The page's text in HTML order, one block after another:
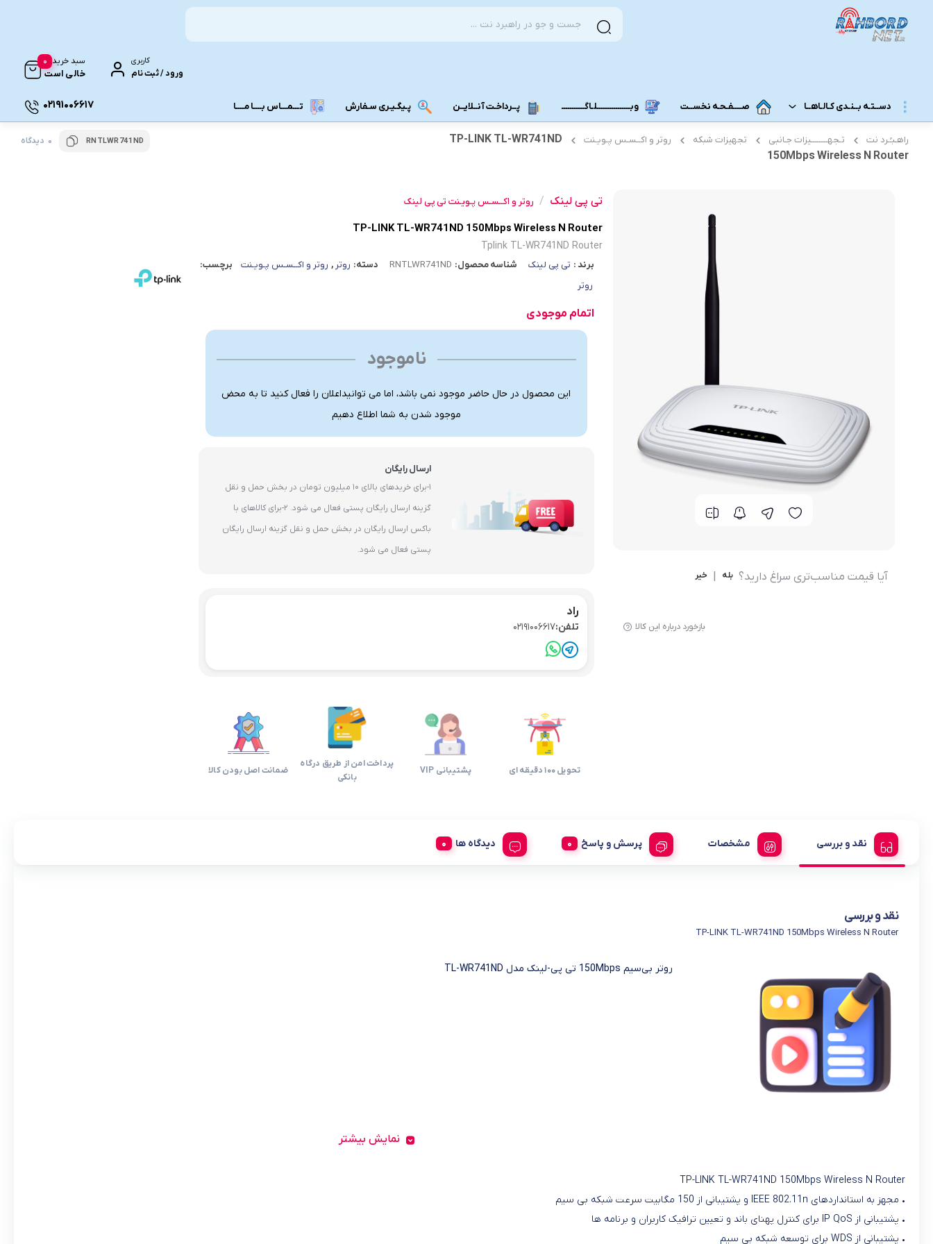
کاربری
ورود / ثبت نام
سبد خرید
خالی است
0
دســتـه بــنـدی کـالـاهــا
مــودم 3G/4G/5G/TD-LTE
مودم 5G همراه
انــــــــــــدرویــد بـــــــــاکــــس
جــــــــــــــعـــــــبـه بــــــــــــــــاز
صــــفـحـه نخســت وبــــــــــــــــلـاگـــــــــــ پــرداخـت آنــلایــن پـیگـیـری سـفارش تـــمـــاس بــــا مــــا 02191006617
راهـبـُـرد نت تـجهــــــــیزات جـانبی تجهیزات شبکه روتر و اکــسـس پـویـنت
TP-LINK TL-WR741ND
150Mbps Wireless N Router
RNTLWR741ND 0 دیدگاه
آیا قیمت مناسب‌تری سراغ دارید؟ بله خیر
بازخورد درباره این کالا
تی پی لینک / روتر و اکــسـس پـویـنت تی پی لینک
TP-LINK TL-WR741ND 150Mbps Wireless N Router
Tplink TL-WR741ND Router
برند : تی پی لینک شناسه محصول: RNTLWR741ND دسته: روتر , روتر و اکــسـس پـویـنت
برچسب:
روتر
اتمام موجودی
ناموجود
این محصول در حال حاضر موجود نمی باشد، اما می توانیداعلان را فعال کنید تا به محض
موجود شدن به شما اطلاع دهیم
ارسال رایگان
1-برای خریدهای بالای 10 میلیون تومان در بخش حمل و نقل
گزینه ارسال رایگان پستی فعال می شود. 2-برای کالاهای با
باکس ارسال رایگان در بخش حمل و نقل گزینه ارسال رایگان
پستی فعال می شود.
راد
تلفن:02191006617
تحویل 100 دقیقه ای پشتیبانی VIP
پرداخت امن از طریق درگاه
بانکی
ضمانت اصل بودن کالا
نقد و بررسی مشخصات پرسش و پاسخ دیدگاه ها
نقد و بررسی
TP-LINK TL-WR741ND 150Mbps Wireless N Router
روتر بی‌سیم 150Mbps تی پی-لینک مدل TL-WR741ND
نمایش بیشتر
TP-LINK TL-WR741ND 150Mbps Wireless N Router
• مجهز به استانداردهای IEEE 802.11n و پشتیبانی از 150 مگابیت سرعت شبکه بی سیم
• پشتیبانی از IP QoS برای کنترل پهنای باند و تعیین ترافیک کاربران و برنامه ها
• پشتیبانی از WDS برای توسعه شبکه بی سیم